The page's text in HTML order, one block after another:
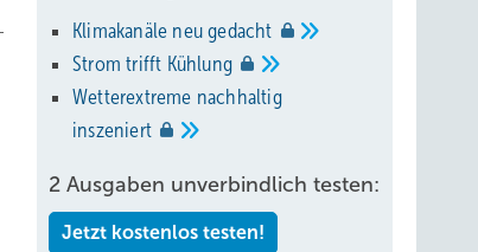
Klimakanäle neugedacht
Strom trifft Kühlung
Wetterextreme nachhaltig
inszeniert
2 Ausgaben unverbindlich testen:
Jetzt kostenlos testen!